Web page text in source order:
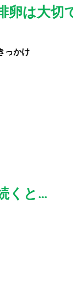
卵は大切
っかけ
くと…